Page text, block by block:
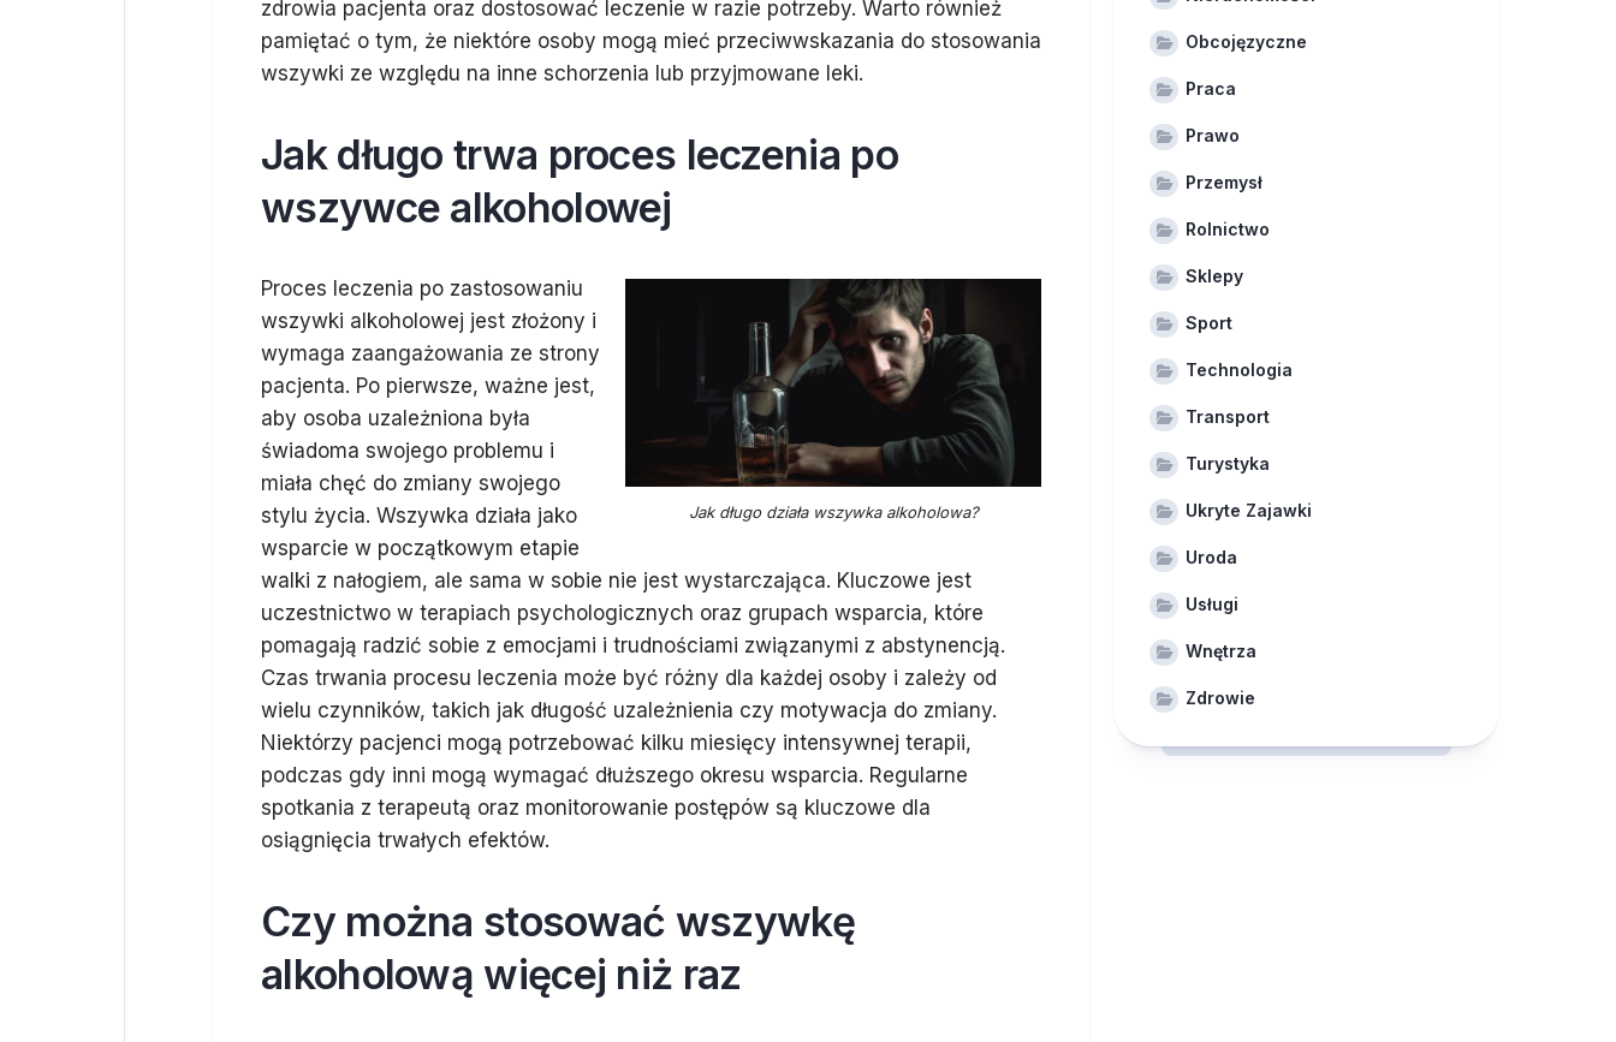
zdrowia pacjenta oraz dostosować leczenie w razie potrzeby. Warto również
pamiętać o tym, że niektóre osoby mogą mieć przeciwwskazania do stosowania
wszywki ze względu na inne schorzenia lub przyjmowane leki.
Jak długo trwa proces leczenia po
wszywce alkoholowej
Jak długo działa wszywka alkoholowa?
Proces leczenia po zastosowaniu
wszywki alkoholowej jest złożony i
wymaga zaangażowania ze strony
pacjenta. Po pierwsze, ważne jest,
aby osoba uzależniona była
świadoma swojego problemu i
miała chęć do zmiany swojego
stylu życia. Wszywka działa jako
wsparcie w początkowym etapie
walki z nałogiem, ale sama w sobie nie jest wystarczająca. Kluczowe jest
uczestnictwo w terapiach psychologicznych oraz grupach wsparcia, które
pomagają radzić sobie z emocjami i trudnościami związanymi z abstynencją.
Czas trwania procesu leczenia może być różny dla każdej osoby i zależy od
wielu czynników, takich jak długość uzależnienia czy motywacja do zmiany.
Niektórzy pacjenci mogą potrzebować kilku miesięcy intensywnej terapii,
podczas gdy inni mogą wymagać dłuższego okresu wsparcia. Regularne
spotkania z terapeutą oraz monitorowanie postępów są kluczowe dla
osiągnięcia trwałych efektów.
Czy można stosować wszywkę
alkoholową więcej niż raz
Obcojęzyczne
Praca
Prawo
Przemysł
Rolnictwo
Sklepy
Sport
Technologia
Transport
Turystyka
Ukryte Zajawki
Uroda
Usługi
Wnętrza
Zdrowie